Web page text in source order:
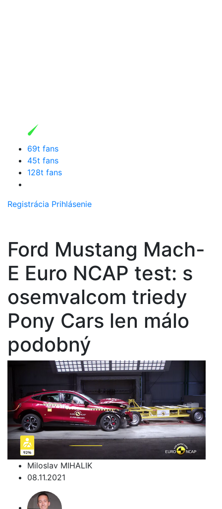
69t fans
45t fans
128t fans
Registrácia Prihlásenie
Ford Mustang Mach-
E Euro NCAP test: s
osemvalcom triedy
Pony Cars len málo
podobný
Miloslav MIHALIK
08.11.2021